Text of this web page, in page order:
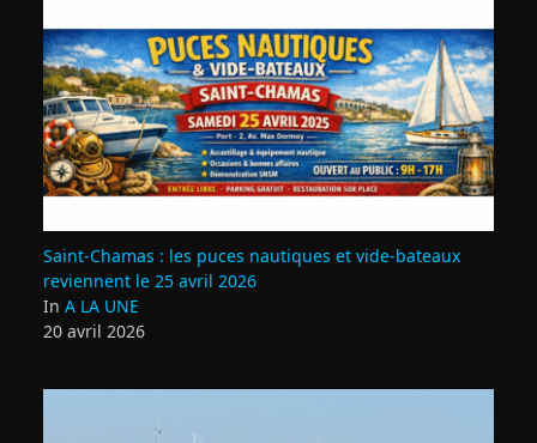
Saint‑Chamas : les puces nautiques et vide‑bateaux
reviennent le 25 avril 2026
In A LA UNE
20 avril 2026